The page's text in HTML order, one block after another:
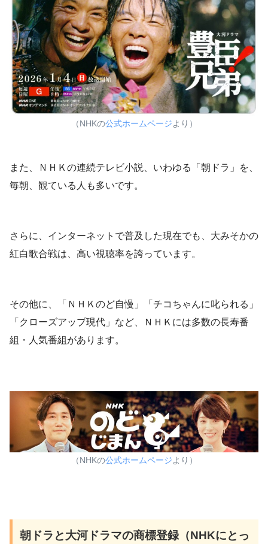
（NHKの公式ホームページより）
また、ＮＨＫの連続テレビ小説、いわゆる「朝ドラ」を、
毎朝、観ている人も多いです。
さらに、インターネットで普及した現在でも、大みそかの
紅白歌合戦は、高い視聴率を誇っています。
その他に、「ＮＨＫのど自慢」「チコちゃんに叱られる」
「クローズアップ現代」など、ＮＨＫには多数の長寿番
組・人気番組があります。
（NHKの公式ホームページより）
朝ドラと大河ドラマの商標登録（NHKにとっ